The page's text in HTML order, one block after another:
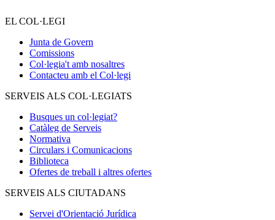
EL COL·LEGI
Junta de Govern
Comissions
Col·legia't amb nosaltres
Contacteu amb el Col·legi
SERVEIS ALS COL·LEGIATS
Busques un col·legiat?
Catàleg de Serveis
Normativa
Circulars i Comunicacions
Biblioteca
Ofertes de treball i altres ofertes
SERVEIS ALS CIUTADANS
Servei d'Orientació Jurídica